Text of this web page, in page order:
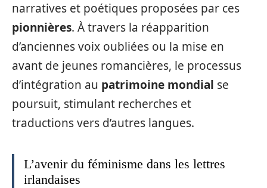
narratives et poétiques proposées par ces
pionnières. À travers la réapparition
d’anciennes voix oubliées ou la mise en
avant de jeunes romancières, le processus
d’intégration au patrimoine mondial se
poursuit, stimulant recherches et
traductions vers d’autres langues.
L’avenir du féminisme dans les lettres
irlandaises